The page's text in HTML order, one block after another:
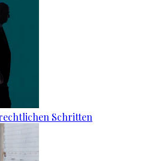
Schritten